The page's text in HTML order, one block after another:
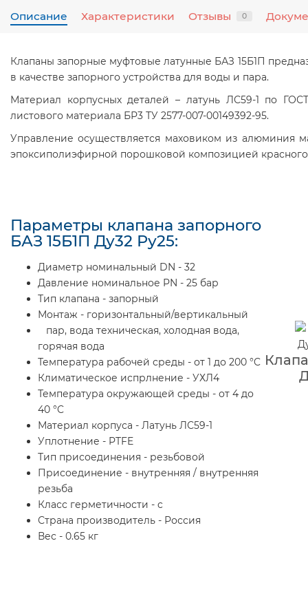
Описание Характеристики Отзывы 0
Клапаны запорные муфтовые латунные БАЗ 15Б1П
в качестве запорного устройства для воды и пара.
Материал корпусных деталей – латунь ЛС59-1 по
листового материала БР3 ТУ 2577-007-00149392-95.
Управление осуществляется маховиком из алюминия
эпоксиполиэфирной порошковой композицией красного
Параметры клапана запорного
БАЗ 15Б1П Ду32 Ру25:
Диаметр номинальный DN - 32
Давление номинальное PN - 25 бар
Тип клапана - запорный
Монтаж - горизонтальный/вертикальный
пар, вода техническая, холодная вода,
горячая вода
Температура рабочей среды - от 1 до 200 °C
Климатическое испрлнение - УХЛ4
Температура окружающей среды - от 4 до
40 °C
Материал корпуса - Латунь ЛС59-1
Уплотнение - PTFE
Тип присоединения - резьбовой
Присоединение - внутренняя / внутренняя
резьба
Класс герметичности - c
Страна производитель - Россия
Вес - 0.65 кг